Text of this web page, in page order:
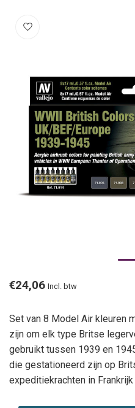
€24,06 Incl. btw
Set van 8 Model Air kleuren
zijn om elk type Britse
gebruikt tussen 1939 en
die gestationeerd zijn op
expeditiekrachten in Frankrijk